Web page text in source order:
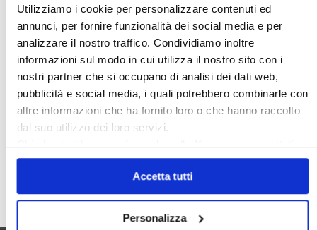
Utilizziamo i cookie per personalizzare contenuti ed
annunci, per fornire funzionalità dei social media e per
analizzare il nostro traffico. Condividiamo inoltre
informazioni sul modo in cui utilizza il nostro sito con i
nostri partner che si occupano di analisi dei dati web,
pubblicità e social media, i quali potrebbero combinarle con
altre informazioni che ha fornito loro o che hanno raccolto
dal suo utilizzo dei loro servizi.
Chiudendo il banner cliccando sullaXverranno accettati
solo i cookie necessari.
Accetta tutti
Personalizza
Nudaproprietà
Prezzi Case
Prima Casa
Proprietari Casa
Rendite Catastali
Rivoluzioneliberale
Ruderi
Sicurezza
Sommerso
Sunia
Trasferimenti
Treviso
Valore Case